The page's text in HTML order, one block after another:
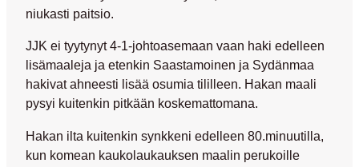
niukasti paitsio.
JJK ei tyytynyt 4-1-johtoasemaan vaan haki edelleen
lisämaaleja ja etenkin Saastamoinen ja Sydänmaa
hakivat ahneesti lisää osumia tililleen. Hakan maali
pysyi kuitenkin pitkään koskemattomana.
Hakan ilta kuitenkin synkkeni edelleen 80.minuutilla,
kun komean kaukolaukauksen maalin perukoille